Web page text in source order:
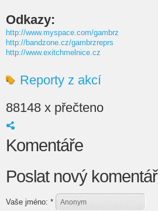
Odkazy:
http://www.myspace.com/gambrz
http://bandzone.cz/gambrzreprs
http://www.exitchmelnice.cz
Reporty z akcí
88148 x přečteno
Komentáře
Poslat nový komentář
Vaše jméno: *